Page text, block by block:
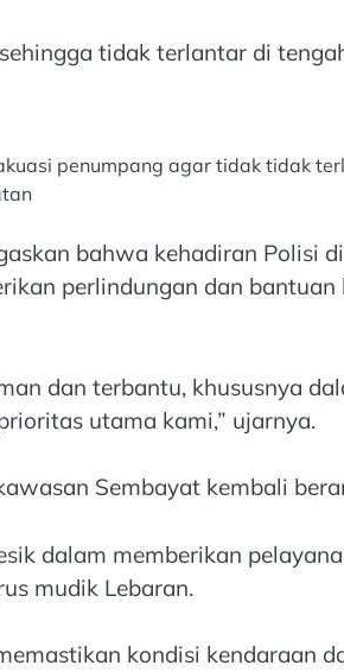
tidak terlantar di
penumpang agar tidak tidak
bahwa kehadiran Polisi
perlindungan dan bantuan
dan terbantu, khususnya
utama kami,” ujarnya.
Sembayat kembali
dalam memberikan
mudik Lebaran.
kondisi kendaraan